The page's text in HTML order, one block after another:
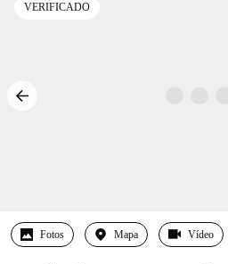
VERIFICADO
Fotos Mapa Vídeo